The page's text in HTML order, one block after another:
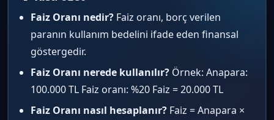
Faiz Oranı nedir? Faiz oranı, borç verilen
paranın kullanım bedelini ifade eden finansal
göstergedir.
Faiz Oranı nerede kullanılır? Örnek: Anapara:
100.000 TL Faiz oranı: %20 Faiz = 20.000 TL
Faiz Oranı nasıl hesaplanır? Faiz = Anapara ×